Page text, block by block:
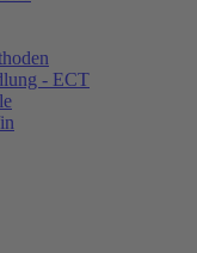
- ECT